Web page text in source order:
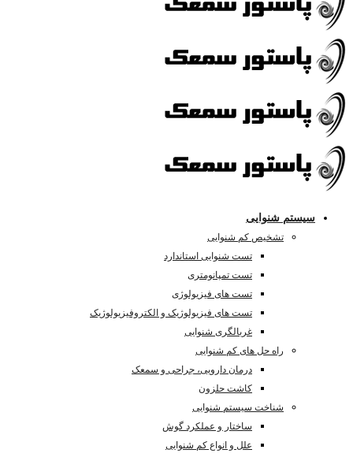
سیستم شنوایی
تشخیص کم شنوایی
تست شنوایی استاندارد
تست تمپانومتری
تست های فیزیولوژی
تست های فیزیولوژیک و الکتروفیزیولوژیک
غربالگری شنوایی
راه حل های کم شنوایی
درمان دارویی، جراحی و سمعک
کاشت حلزون
شناخت سیستم شنوایی
ساختار و عملکرد گوش
علل و انواع کم شنوایی